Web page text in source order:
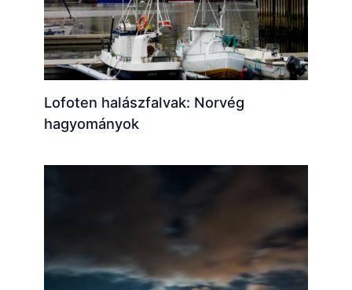
Lofoten halászfalvak: Norvég
hagyományok